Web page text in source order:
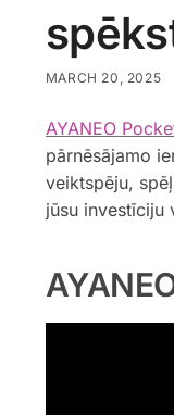
MARCH 20, 2025
AYANEO
pārnēsājamo
veiktspēju,
jūsu investīciju